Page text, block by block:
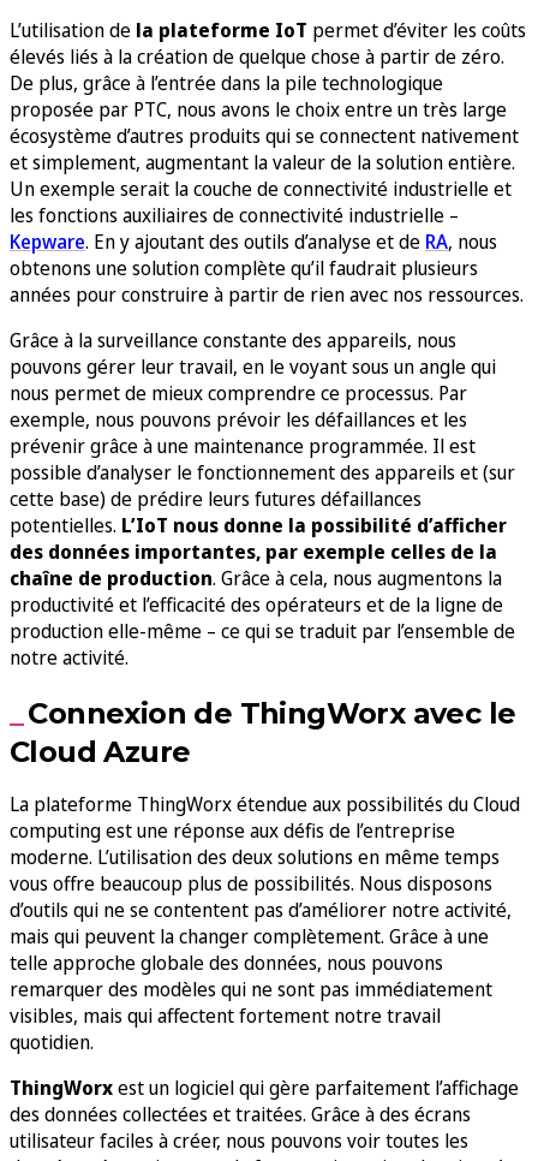
L’utilisation de la plateforme IoT permet d’éviter les coûts
élevés liés à la création de quelque chose à partir de zéro.
De plus, grâce à l’entrée dans la pile technologique
proposée par PTC, nous avons le choix entre un très large
écosystème d’autres produits qui se connectent nativement
et simplement, augmentant la valeur de la solution entière.
Un exemple serait la couche de connectivité industrielle et
les fonctions auxiliaires de connectivité industrielle –
Kepware. En y ajoutant des outils d’analyse et de RA, nous
obtenons une solution complète qu’il faudrait plusieurs
années pour construire à partir de rien avec nos ressources.
Grâce à la surveillance constante des appareils, nous
pouvons gérer leur travail, en le voyant sous un angle qui
nous permet de mieux comprendre ce processus. Par
exemple, nous pouvons prévoir les défaillances et les
prévenir grâce à une maintenance programmée. Il est
possible d’analyser le fonctionnement des appareils et (sur
cette base) de prédire leurs futures défaillances
potentielles. L’IoT nous donne la possibilité d’afficher
des données importantes, par exemple celles de la
chaîne de production. Grâce à cela, nous augmentons la
productivité et l’efficacité des opérateurs et de la ligne de
production elle-même – ce qui se traduit par l’ensemble de
notre activité.
Connexion de ThingWorx avec le
Cloud Azure
La plateforme ThingWorx étendue aux possibilités du Cloud
computing est une réponse aux défis de l’entreprise
moderne. L’utilisation des deux solutions en même temps
vous offre beaucoup plus de possibilités. Nous disposons
d’outils qui ne se contentent pas d’améliorer notre activité,
mais qui peuvent la changer complètement. Grâce à une
telle approche globale des données, nous pouvons
remarquer des modèles qui ne sont pas immédiatement
visibles, mais qui affectent fortement notre travail
quotidien.
ThingWorxest un logiciel qui gère parfaitement l’affichage
des données collectées et traitées. Grâce à des écrans
utilisateur faciles à créer, nous pouvons voir toutes les